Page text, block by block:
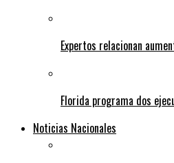
Expertos relacionan
Florida programa dos
Noticias Nacionales